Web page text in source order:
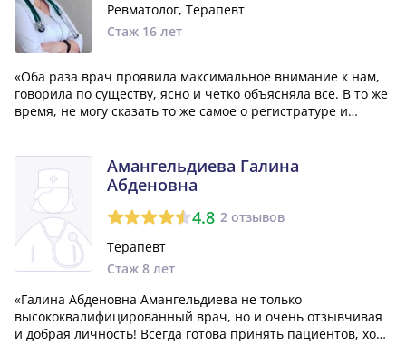
Ревматолог, Терапевт
Стаж 16 лет
«Оба раза врач проявила максимальное внимание к нам,
говорила по существу, ясно и четко объясняла все. В то же
время, не могу сказать то же самое о регистратуре и
доктору, я ее рекомендую.»Амангельдиева Галина
Абденовна
4.8 2 отзывов
Терапевт
Стаж 8 лет
«Галина Абденовна Амангельдиева не только
высококвалифицированный врач, но и очень отзывчивая
и добрая личность! Всегда готова принять пациентов, хоть